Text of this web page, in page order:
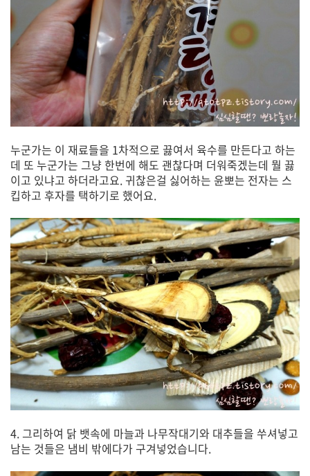
누군가는 이 재료들을 1차적으로 끓여서 육수를 만든다고 하는
데 또 누군가는 그냥 한번에 해도 괜찮다며 더워죽겠는데 뭘 끓
이고 있냐고 하더라고요. 귀찮은걸 싫어하는 윤뽀는 전자는 스
킵하고 후자를 택하기로 했어요.
4. 그리하여 닭 뱃속에 마늘과 나무작대기와 대추들을 쑤셔넣고
남는 것들은 냄비 밖에다가 구겨넣었습니다.